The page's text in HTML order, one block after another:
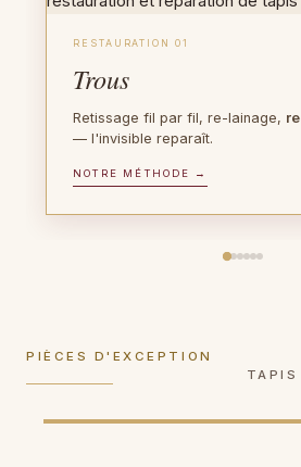
RESTAURATION 01
Trous
Retissage fil par fil, re-lainage,
— l'invisible reparaît.
NOTRE MÉTHODE →
PIÈCES D'EXCEPTION
TAPIS
PIÈCES D'EXCEPTION
Tapis anciens
FIBRE PRÉCIEUSE
Tapis en soie